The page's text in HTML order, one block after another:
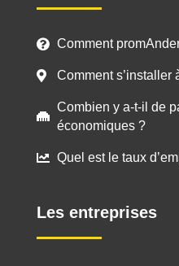
 Comment
 Comment s’installer

Combien y a-t-il de
économiques ?
 Quel est le taux
Les entreprises